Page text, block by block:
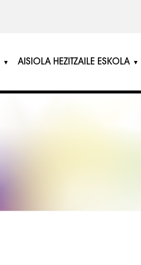
AISIOLA HEZITZAILE ESKOLA